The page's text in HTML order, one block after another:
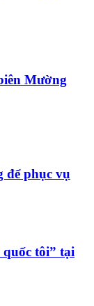
Mường
để phục vụ
tôi” tại